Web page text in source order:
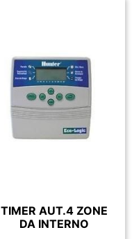
TIMER AUT.4 ZONE
DA INTERNO